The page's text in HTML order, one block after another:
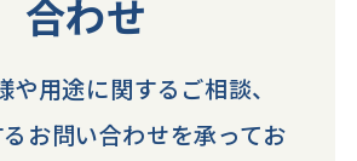
合わせ
や用途に関するご相談、
お問い合わせを承ってお